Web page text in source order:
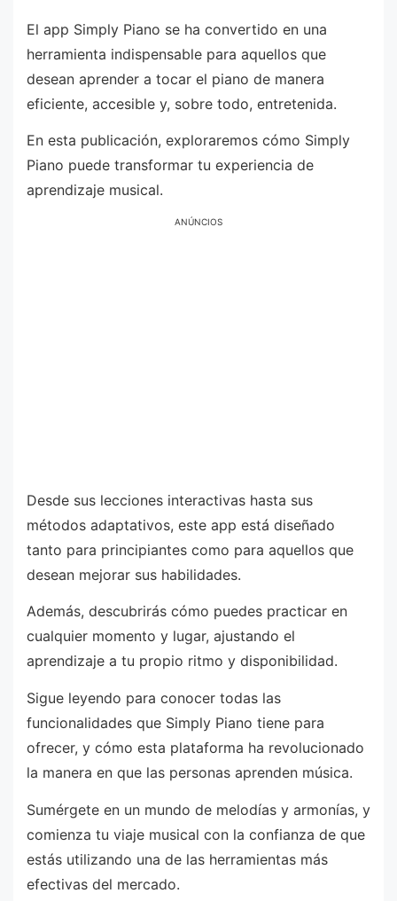
El app Simply Piano se ha convertido en una
herramienta indispensable para aquellos que
desean aprender a tocar el piano de manera
eficiente, accesible y, sobre todo, entretenida.
En esta publicación, exploraremos cómo Simply
Piano puede transformar tu experiencia de
aprendizaje musical.
ANÚNCIOS
Desde sus lecciones interactivas hasta sus
métodos adaptativos, este app está diseñado
tanto para principiantes como para aquellos que
desean mejorar sus habilidades.
Además, descubrirás cómo puedes practicar en
cualquier momento y lugar, ajustando el
aprendizaje a tu propio ritmo y disponibilidad.
Sigue leyendo para conocer todas las
funcionalidades que Simply Piano tiene para
ofrecer, y cómo esta plataforma ha revolucionado
la manera en que las personas aprenden música.
Sumérgete en un mundo de melodías y armonías, y
comienza tu viaje musical con la confianza de que
estás utilizando una de las herramientas más
efectivas del mercado.